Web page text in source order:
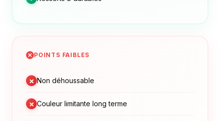
POINTS FAIBLES
× Non déhoussable
× Couleur limitante long terme